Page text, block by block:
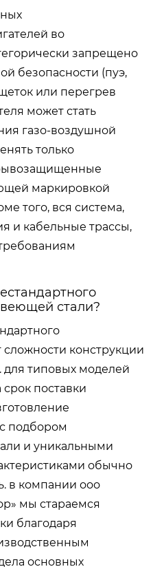
во
запрещено
безопасности (пуэ,
или перегрев
может стать
газо-воздушной
только
маркировкой
того, вся система,
и кабельные трассы,
стали?
конструкции
для типовых моделей
поставки
подбором
и уникальными
обычно
в компании ооо
мы стараемся
благодаря
основных